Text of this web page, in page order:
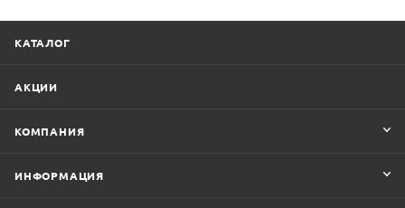
КАТАЛОГ
АКЦИИ
КОМПАНИЯ
ИНФОРМАЦИЯ